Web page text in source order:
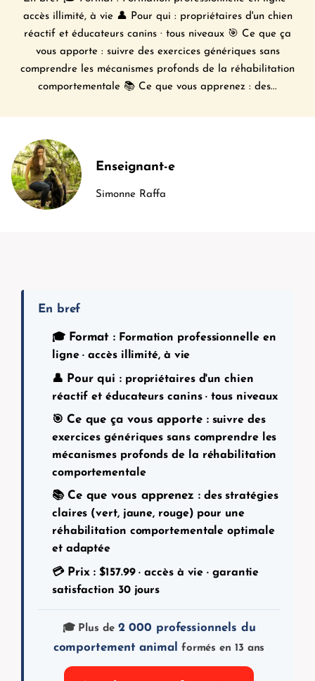
accès illimité, à vie 👤 Pour qui : propriétaires d'un chien
réactif et éducateurs canins · tous niveaux 🎯 Ce que ça
vous apporte : suivre des exercices génériques sans
comprendre les mécanismes profonds de la réhabilitation
comportementale 📚 Ce que vous apprenez : des...
Enseignant-e
Simonne Raffa
En bref
🎓 Format : Formation professionnelle en
ligne · accès illimité, à vie
👤 Pour qui :propriétaires d'un chien
réactif et éducateurs canins · tous niveaux
🎯 Ce que ça vous apporte :suivre des
exercices génériques sans comprendre les
mécanismes profonds de la réhabilitation
comportementale
📚 Ce que vous apprenez :des stratégies
claires (vert, jaune, rouge) pour une
réhabilitation comportementale optimale
et adaptée
💳 Prix : $157.99· accès à vie · garantie
satisfaction 30 jours
🎓 Plus de 2 000 professionnels du
comportement animal
formés en 13 ans